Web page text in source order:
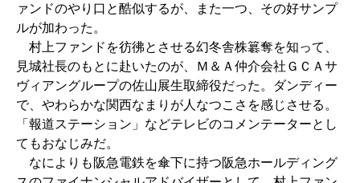
ァンドのやり口と酷似するが、また一つ、その好サンプ
ルが加わった。
村上ファンドを彷彿とさせる幻冬舎株簒奪を知って、
見城社長のもとに赴いたのが、Ｍ＆Ａ仲介会社ＧＣＡサ
ヴィアングループの佐山展生取締役だった。ダンディー
で、やわらかな関西なまりが人なつこさを感じさせる。
「報道ステーション」などテレビのコメンテーターとし
てもおなじみだ。
なによりも阪急電鉄を傘下に持つ阪急ホールディング